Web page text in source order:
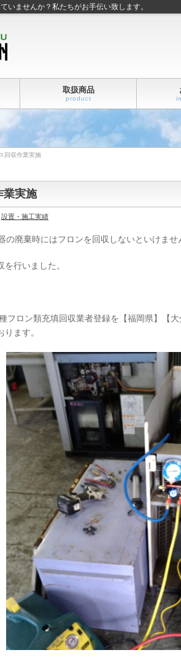
ませんか？私たちがお手伝い致します。
取扱商品
product
回収作業実施
業実施
設置・施工実績
廃棄時にはフロンを回収しないといけませ
行いました。
フロン類充填回収業者登録を【福岡県】【大
ます。